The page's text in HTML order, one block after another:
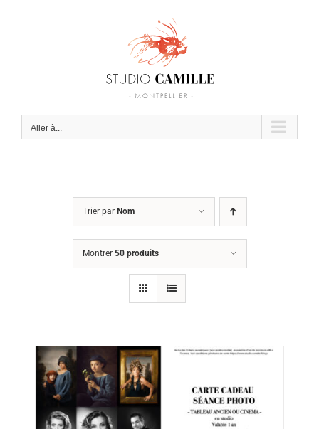
Aller à...
Trier par Nom
Montrer 50 produits